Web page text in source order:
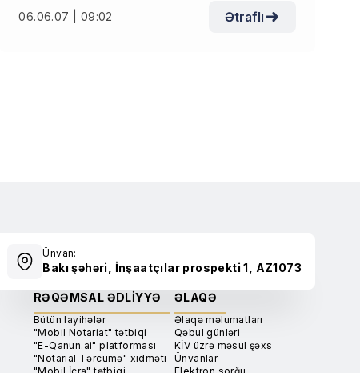
06.06.07 | 09:02
Ətraflı
Ünvan:
Bakı şəhəri, İnşaatçılar prospekti 1, AZ1073
RƏQƏMSAL ƏDLIYYƏ
Bütün layihələr
"Mobil Notariat" tətbiqi
"E-Qanun.ai" platforması
"Notarial Tərcümə" xidməti
ƏLAQƏ
Əlaqə məlumatları
Qəbul günləri
KİV üzrə məsul şəxs
Ünvanlar